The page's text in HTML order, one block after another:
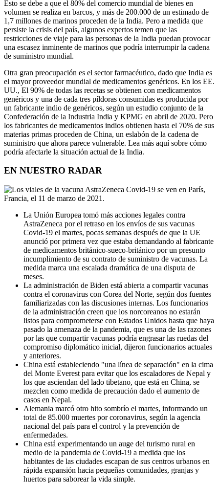
Esto se debe a que el 80% del comercio mundial de bienes en
volumen se realiza en barcos, y más de 200.000 de un estimado de
1,7 millones de marinos proceden de la India. Pero a medida que
persiste la crisis del país, algunos expertos temen que las
restricciones de viaje para las personas de la India puedan provocar
una escasez inminente de marinos que podría interrumpir la cadena
de suministro mundial.
Otra gran preocupación es el sector farmacéutico, dado que India es
el mayor proveedor mundial de medicamentos genéricos. En los EE.
UU., El 90% de todas las recetas se obtienen con medicamentos
genéricos y una de cada tres píldoras consumidas es producida por
un fabricante indio de genéricos, según un estudio conjunto de la
Confederación de la Industria India y KPMG en abril de 2020. Pero
los fabricantes de medicamentos indios obtienen hasta el 70% de sus
materias primas proceden de China, un eslabón de la cadena de
suministro que ahora parece vulnerable. Lea más aquí sobre cómo
podría afectarle la situación actual de la India.
EN NUESTRO RADAR
La Unión Europea tomó más acciones legales contra
AstraZeneca por el retraso en los envíos de sus vacunas
Covid-19 el martes, pocas semanas después de que la UE
anunció por primera vez que estaba demandando al fabricante
de medicamentos británico-sueco-británico por un presunto
incumplimiento de su contrato de suministro de vacunas. La
medida marca una escalada dramática de una disputa de
meses.
La administración de Biden está abierta a compartir vacunas
contra el coronavirus con Corea del Norte, según dos fuentes
familiarizadas con las discusiones internas. Los funcionarios
de la administración creen que los norcoreanos no estarán
listos para comprometerse con Estados Unidos hasta que haya
pasado la amenaza de la pandemia, que es una de las razones
por las que compartir vacunas podría engrasar las ruedas del
compromiso diplomático inicial, dijeron funcionarios actuales
y anteriores.
China está estableciendo "una línea de separación" en la cima
del Monte Everest para evitar que los escaladores de Nepal y
los que asciendan del lado tibetano, que está en China, se
mezclen como medida de precaución dado el aumento de
casos en Nepal.
Alemania marcó otro hito sombrío el martes, informando un
total de 85.000 muertes por coronavirus, según la agencia
nacional del país para el control y la prevención de
enfermedades.
China está experimentando un auge del turismo rural en
medio de la pandemia de Covid-19 a medida que los
habitantes de las ciudades escapan de sus centros urbanos en
rápida expansión hacia pequeñas comunidades, granjas y
huertos para saborear la vida simple.